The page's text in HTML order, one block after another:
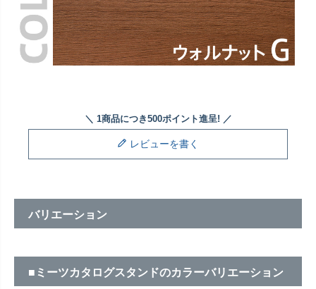
レビューを書く
バリエーション
■ミーツカタログスタンドのカラーバリエーション